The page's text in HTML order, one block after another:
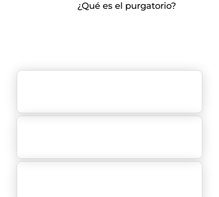
¿Qué es el purgatorio?